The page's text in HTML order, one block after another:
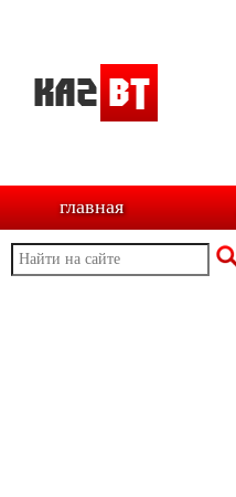
главная